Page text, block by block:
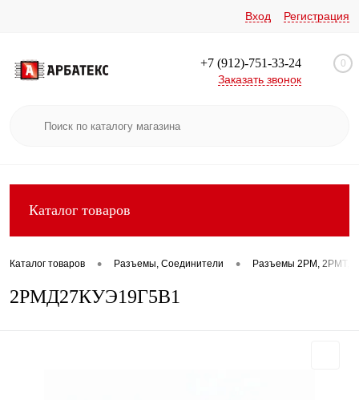
Вход Регистрация
+7 (912)-751-33-24
Заказать звонок
0
Каталог товаров
Каталог товаров • Разъемы, Соединители • Разъемы 2РМ, 2РМТ,
2РМД27КУЭ19Г5В1